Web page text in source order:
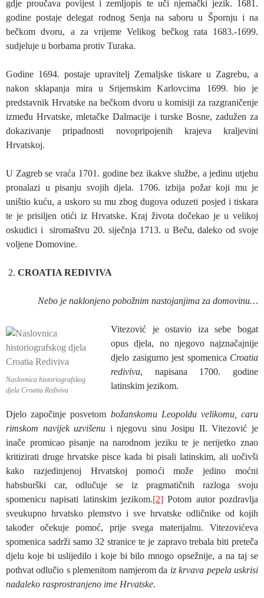
gdje proučava povijest i zemljopis te uči njemački jezik. 1681.
godine postaje delegat rodnog Senja na saboru u Špornju i na
bečkom dvoru, a za vrijeme Velikog bečkog rata 1683.-1699.
sudjeluje u borbama protiv Turaka.
Godine 1694. postaje upravitelj Zemaljske tiskare u Zagrebu, a
nakon sklapanja mira u Srijemskim Karlovcima 1699. bio je
predstavnik Hrvatske na bečkom dvoru u komisiji za razgraničenje
između Hrvatske, mletačke Dalmacije i turske Bosne, zadužen za
dokazivanje pripadnosti novopripojenih krajeva kraljevini
Hrvatskoj.
U Zagreb se vraća 1701. godine bez ikakve službe, a jedinu utjehu
pronalazi u pisanju svojih djela. 1706. izbija požar koji mu je
uništio kuću, a uskoro su mu zbog dugova oduzeti posjed i tiskara
te je prisiljen otići iz Hrvatske. Kraj života dočekao je u velikoj
oskudici i siromaštvu 20. siječnja 1713. u Beču, daleko od svoje
voljene Domovine.
CROATIA REDIVIVA
Nebo je naklonjeno pobožnim nastojanjima za domovinu…
Naslovnica historiografskog
djela Croatia Rediviva
Vitezović je ostavio iza sebe bogat
opus djela, no njegovo najznačajnije
djelo zasigurno jest spomenica Croatia
rediviva, napisana 1700. godine
latinskim jezikom.
Djelo započinje posvetom božanskomu Leopoldu velikomu, caru
rimskom navijek uzvišenu i njegovu sinu Josipu II. Vitezović je
inače promicao pisanje na narodnom jeziku te je nerijetko znao
kritizirati druge hrvatske pisce kada bi pisali latinskim, ali uočivši
kako razjedinjenoj Hrvatskoj pomoći može jedino moćni
habsburški car, odlučuje se iz pragmatičnih razloga svoju
spomenicu napisati latinskim jezikom.[2] Potom autor pozdravlja
sveukupno hrvatsko plemstvo i sve hrvatske odličnike od kojih
također očekuje pomoć, prije svega materijalnu. Vitezovićeva
spomenica sadrži samo 32 stranice te je zapravo trebala biti preteča
djelu koje bi uslijedilo i koje bi bilo mnogo opsežnije, a na taj se
pothvat odlučio s plemenitom namjerom da iz krvava pepela uskrisi
nadaleko rasprostranjeno ime Hrvatske.